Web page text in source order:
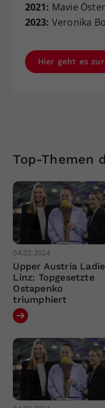
2021: Mavie
2023: Veronika
Hier geht es
Top-Themen
04.02.2024
Upper Austria
Linz: Topgesetzte
Ostapenko
triumphiert